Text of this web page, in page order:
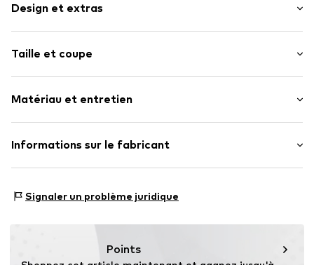
Design et extras
Compartiment principal spacieux
Etiquette patch / étiquette flag
Textile
Numéro d'article. 4068298043341
Taille et coupe
Longueur de la ceinture /de la anse : Sangle longue /
Bandoulière
Matériau et entretien
Dessus : Polyamide (Nylon®)
Informations sur le fabricant
22529 Hamburg
Signaler un problème juridique
Points